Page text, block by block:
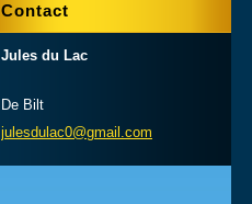
Contact
Jules du Lac
De Bilt
julesdul ac0@gmai l.com